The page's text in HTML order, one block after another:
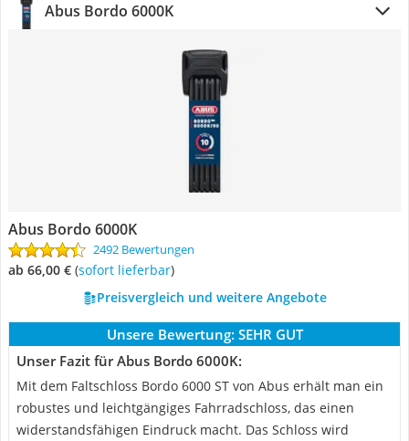
Abus Bordo 6000K
Abus Bordo 6000K
2492 Bewertungen
ab 66,00 € ( Sofort lieferbar)
Preisvergleich und weitere Angebote
Unsere Bewertung: SEHR GUT
Unser Fazit für Abus Bordo 6000K:
Mit dem Faltschloss Bordo 6000 ST von Abus erhält man ein
robustes und leichtgängiges Fahrradschloss, das einen
widerstandsfähigen Eindruck macht. Das Schloss wird